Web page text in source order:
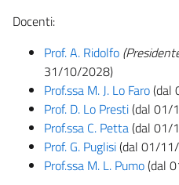
Docenti:
Prof. A. Ridolfo
31/10/2028)
Prof.ssa M. J. Lo Faro(dal
Prof. D. Lo Presti(dal 01/
Prof.ssa C. Petta(dal 01/
Prof. G. Puglisi(dal 01/
Prof.ssa M. L. Pumo(dal